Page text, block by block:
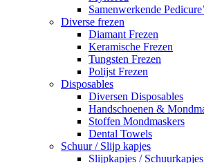
Samenwerkende
Diverse frezen
Diamant Frezen
Keramische Frezen
Tungsten Frezen
Polijst Frezen
Disposables
Diversen Disposables
Handschoenen &
Stoffen Mondmaskers
Dental Towels
Schuur / Slijp kapjes
Slijpkapjes / Schuurkapjes